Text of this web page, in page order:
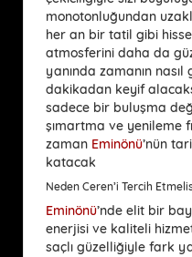
monotonluğundan
her an bir tatil gibi
atmosferini daha da
yanında zamanın
dakikadan keyif
sadece bir buluşma
şımartma ve yenileme
zaman Eminönü’nün
katacak
Neden Ceren’i Tercih
Eminönü’nde elit bir
enerjisi ve kaliteli
saçlı güzelliğiyle fark